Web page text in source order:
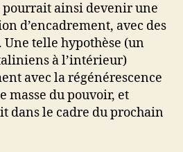
pourrait ainsi devenir une
d’encadrement, avec des
telle hypothèse (un
à l’intérieur)
avec la régénérescence
masse du pouvoir, et
dans le cadre du prochain